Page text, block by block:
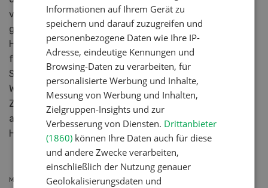
verursacht Tierleiden und hat für betroffene Betriebe
grosse wirtschaftliche Folgen. Deshalb startet die IG
Homöopathie Nutztiere mit dem Forschungsinstitut
für biologischen Landbau FiBL, Kometian und der
Schweizerischen Vereinigung für
Wiederkäuergesundheit (SVW) ein neues Projekt. Das
Ziel ist einerseits die Symptome zu verfolgen, und
andererseits die Prävention und Behandlung mittels
Homöopathie.
MEHR ERFAHREN
Informationen auf Ihrem Gerät zu
speichern und darauf zuzugreifen und
personenbezogene Daten wie Ihre IP-
Adresse, eindeutige Kennungen und
Browsing-Daten zu verarbeiten, für
personalisierte Werbung und Inhalte,
Messung von Werbung und Inhalten,
Zielgruppen-Insights und zur
Verbesserung von Diensten. Drittanbieter
(1860) können Ihre Daten auch für diese
und andere Zwecke verarbeiten,
einschließlich der Nutzung genauer
Geolokalisierungsdaten und